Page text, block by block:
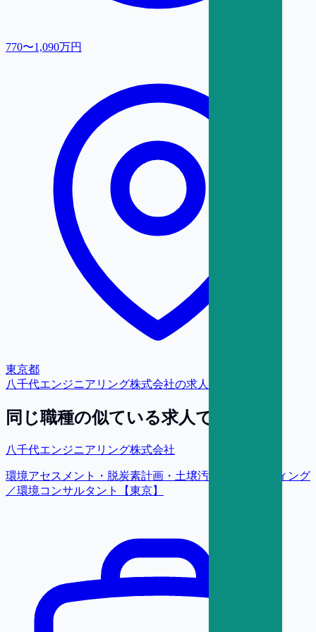
770〜1,090万円
東京都
八千代エンジニアリング株式会社の求人をもっと見る
同じ職種の似ている求人で探す
八千代エンジニアリング株式会社
環境アセスメント・脱炭素計画・土壌汚染コンサルティング
／環境コンサルタント【東京】